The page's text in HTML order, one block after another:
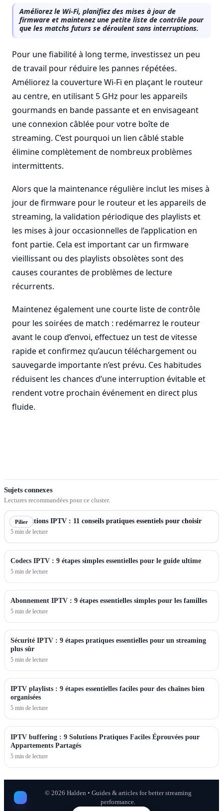
Améliorez le Wi-Fi, planifiez des mises à jour de
firmware et maintenez une petite liste de contrôle pour
que les matchs futurs se déroulent sans interruptions.
Pour une fiabilité à long terme, investissez un peu
de travail pour réduire les pannes répétées.
Améliorez la couverture Wi-Fi en plaçant le routeur
au centre, en utilisant 5 GHz pour les appareils
gourmands en bande passante et en envisageant
une connexion câblée pour votre boîte de
streaming. C’est pourquoi un lien câblé stable
élimine complètement de nombreux problèmes
intermittents.
Alors que la maintenance régulière inclut les mises à
jour de firmware pour le routeur et les appareils de
streaming, la validation périodique des playlists et
les mises à jour occasionnelles de l’application en
font partie. Cela est important car un firmware
vieillissant ou des playlists obsolètes sont des
causes courantes de problèmes de lecture
récurrents.
Maintenez également une courte liste de contrôle
pour les soirées de match : redémarrez le routeur
avant le coup d’envoi, effectuez un test de vitesse
rapide et confirmez qu’aucun téléchargement ou
sauvegarde importante n’est prévu. Ces habitudes
réduisent les chances d’une interruption évitable et
rendent votre prochain événement en direct plus
fluide.
Sujets connexes
Lectures recommandées pour ce cluster.
Pilier
Applications IPTV : 11 conseils pratiques essentiels pour choisir
5 min de lecture
Codecs IPTV : 9 étapes simples essentielles pour le guide ultime
5 min de lecture
Abonnement IPTV : 9 étapes essentielles simples pour les familles
5 min de lecture
Sécurité IPTV : 9 étapes pratiques essentielles pour un streaming
plus sûr
5 min de lecture
IPTV playlists : 9 étapes essentielles faciles pour des chaînes bien
organisées
5 min de lecture
IPTV buffering : 9 Solutions Pratiques Faciles Éprouvées pour
Appartements Partagés
5 min de lecture
© 2026 Halden • Guides & articles for better streaming
performance.